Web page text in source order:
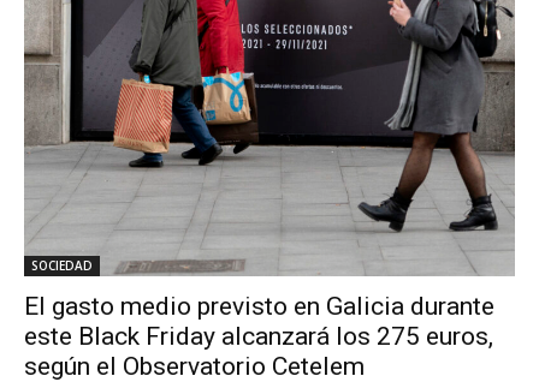
SOCIEDAD
El gasto medio previsto en Galicia durante
este Black Friday alcanzará los 275 euros,
según el Observatorio Cetelem